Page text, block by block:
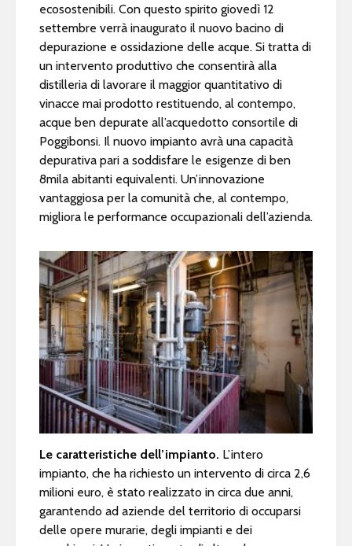
ecosostenibili. Con questo spirito giovedì 12
settembre verrà inaugurato il nuovo bacino di
depurazione e ossidazione delle acque. Si tratta di
un intervento produttivo che consentirà alla
distilleria di lavorare il maggior quantitativo di
vinacce mai prodotto restituendo, al contempo,
acque ben depurate all’acquedotto consortile di
Poggibonsi. Il nuovo impianto avrà una capacità
depurativa pari a soddisfare le esigenze di ben
8mila abitanti equivalenti. Un’innovazione
vantaggiosa per la comunità che, al contempo,
migliora le performance occupazionali dell’azienda.
Le caratteristiche dell’impianto. L’intero
impianto, che ha richiesto un intervento di circa 2,6
milioni euro, è stato realizzato in circa due anni,
garantendo ad aziende del territorio di occuparsi
delle opere murarie, degli impianti e dei